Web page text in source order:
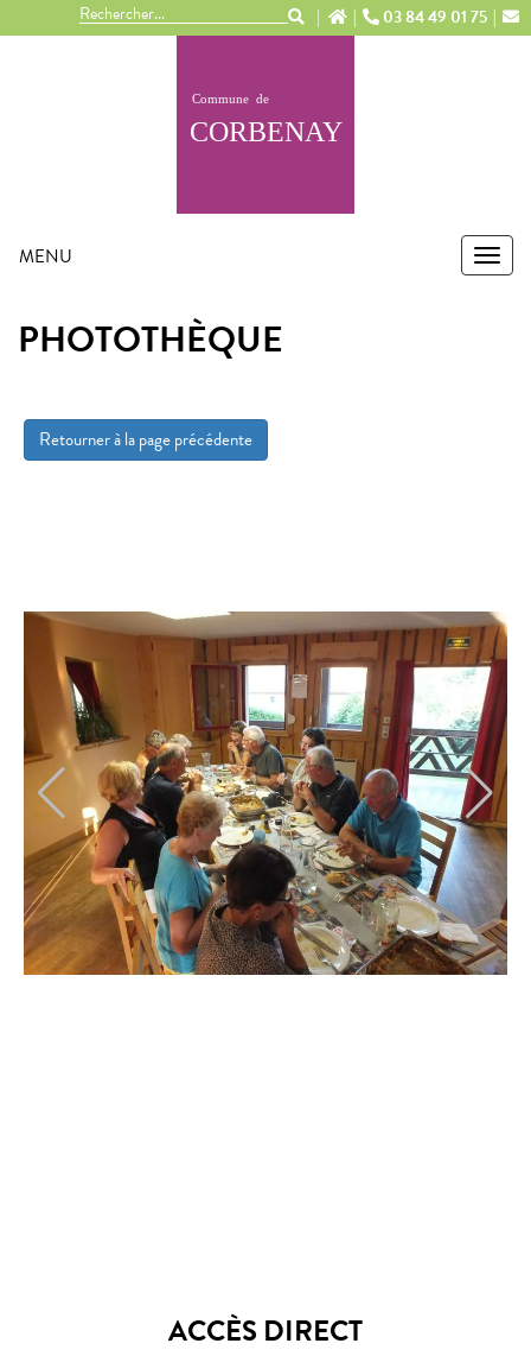
03 84 49 01 75
MENU
PHOTOTHÈQUE
Retourner à la page précédente
ACCÈS DIRECT
Panneau de gestion des cookies